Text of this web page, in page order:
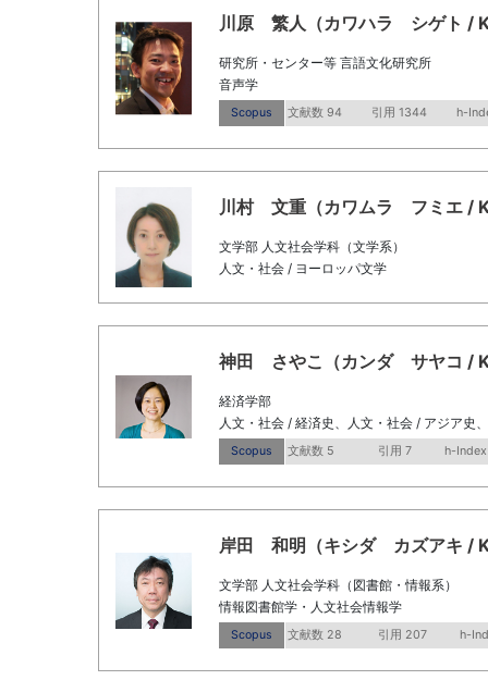
川原 繁人（カワハラ シゲト /
研究所・センター等 言語文化研究所
音声学
Scopus 文献数 94 引用 1344 h-
川村 文重（カワムラ フミエ /
文学部 人文社会学科（文学系）
人文・社会 / ヨーロッパ文学
神田 さやこ（カンダ サヤコ /
経済学部
人文・社会 / 経済史、人文・社会 / アジア史
Scopus 文献数 5 引用 7 h-
岸田 和明（キシダ カズアキ /
文学部 人文社会学科（図書館・情報系）
情報図書館学・人文社会情報学
Scopus 文献数 28 引用 207 h-